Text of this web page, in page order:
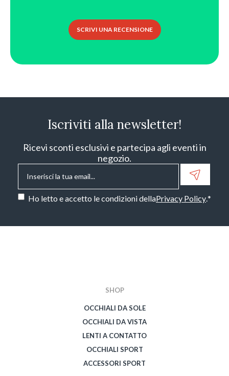
SCRIVI UNA RECENSIONE
Iscriviti alla newsletter!
Ricevi sconti esclusivi e partecipa agli eventi in
negozio.
Email*
Consenso*
Ho letto e accetto le condizioni dellaPrivacy Policy.*
SHOP
OCCHIALI DA SOLE
OCCHIALI DA VISTA
LENTI A CONTATTO
OCCHIALI SPORT
ACCESSORI SPORT